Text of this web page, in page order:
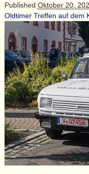
Published Oktober 20,
Oldtimer Treffen auf dem